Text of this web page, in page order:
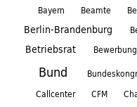
Bayern
Beamte
Berlin-Brandenburg
Betriebsrat Bewerbung
Bund
Callcenter
CFM